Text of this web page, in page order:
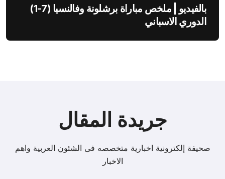
بالفيديو | ملخص مباراة برشلونة وفالنسيا (7-1)
الدوري الاسباني
جريدة المقال
صحيفة إلكترونية اخبارية متخصصه فى الشئون العربية واهم
الاخبار